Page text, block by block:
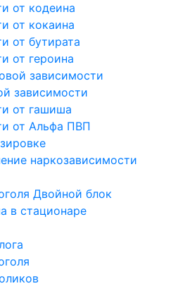
от кодеина
от кокаина
от бутирата
от героина
зависимости
зависимости
от гашиша
от Альфа ПВП
наркозависимости
Двойной блок
в стационаре